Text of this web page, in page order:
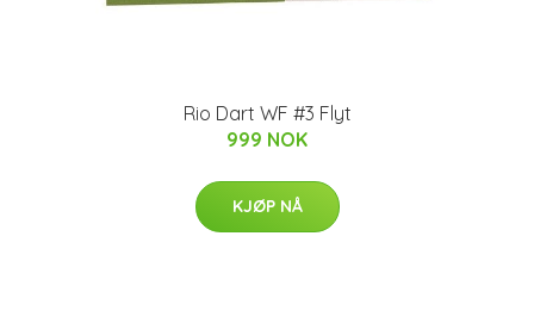
Rio Dart WF #3 Flyt
999 NOK
KJØP NÅ